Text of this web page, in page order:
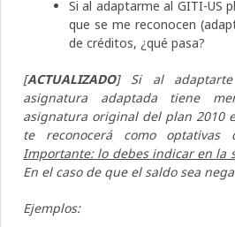
Si al adaptarme al GITI-US
que se me reconocen
de créditos, ¿qué pasa?
[ACTUALIZADO] Si al
asignatura adaptada tiene
asignatura original del plan 2010
te reconocerá como optativas
Importante: lo debes indicar en la
En el caso de que el saldo sea
Ejemplos: